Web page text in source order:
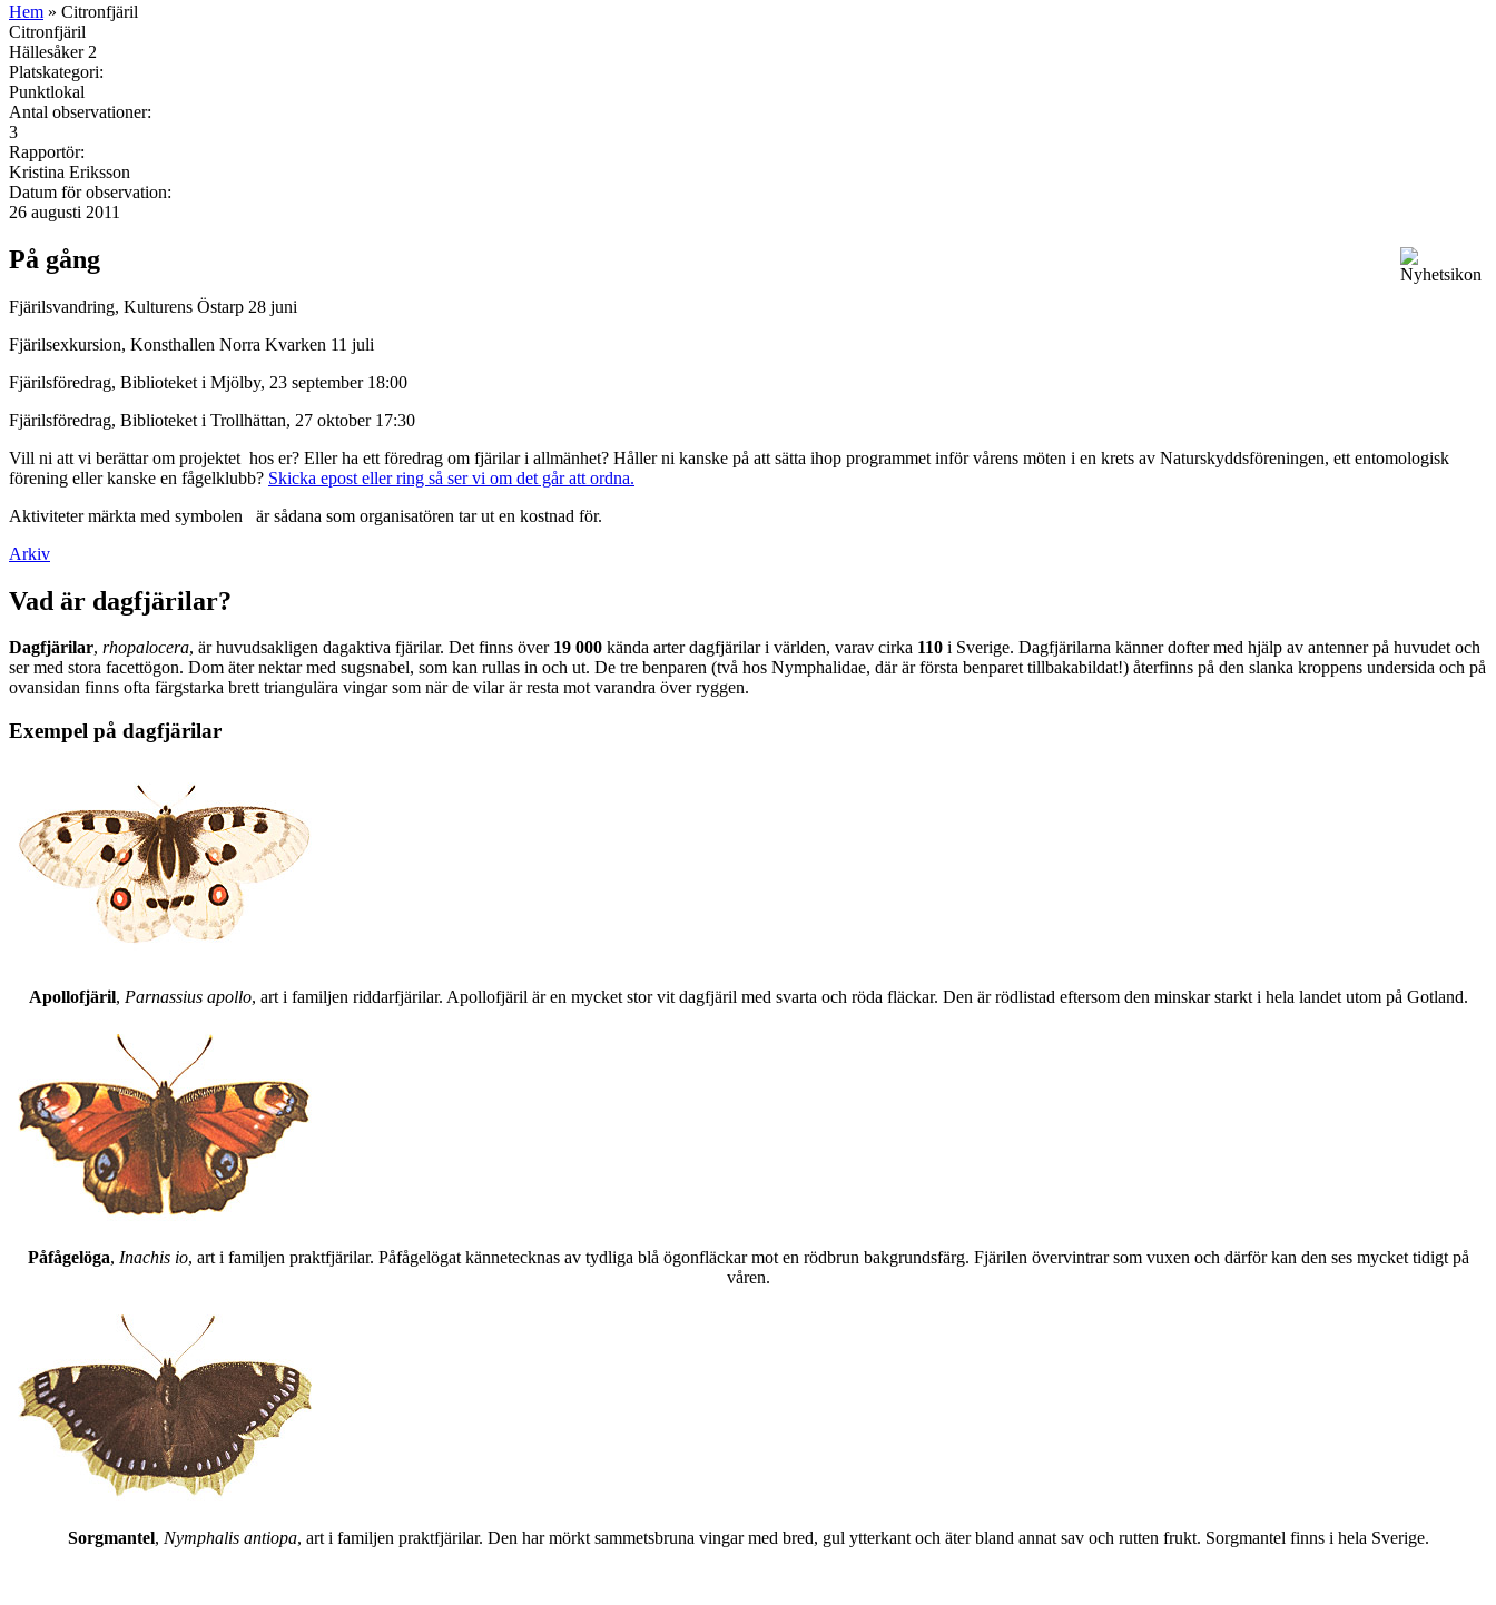
Hem » Citronfjäril
Citronfjäril
Hällesåker 2
Platskategori:
Punktlokal
Antal observationer:
3
Rapportör:
Kristina Eriksson
Datum för observation:
26 augusti 2011
På gång
Fjärilsvandring, Kulturens Östarp 28 juni
Fjärilsexkursion, Konsthallen Norra Kvarken 11 juli
Fjärilsföredrag, Biblioteket i Mjölby, 23 september 18:00
Fjärilsföredrag, Biblioteket i Trollhättan, 27 oktober 17:30
Vill ni att vi berättar om projektet hos er? Eller ha ett föredrag om fjärilar i allmänhet? Håller ni kanske på att sätta ihop programmet inför vårens möten i en krets av Naturskyddsföreningen, ett entomologisk
förening eller kanske en fågelklubb? Skicka epost eller ring så ser vi om det går att ordna.
Aktiviteter märkta med symbolen
är sådana som organisatören tar ut en kostnad för.
Arkiv
Vad är dagfjärilar?
Dagfjärilar, rhopalocera, är huvudsakligen dagaktiva fjärilar. Det finns över 19 000 kända arter dagfjärilar i världen, varav cirka 110 i Sverige. Dagfjärilarna känner dofter med hjälp av antenner på huvudet och
ser med stora facettögon. Dom äter nektar med sugsnabel, som kan rullas in och ut. De tre benparen (två hos Nymphalidae, där är första benparet tillbakabildat!) återfinns på den slanka kroppens undersida och på
ovansidan finns ofta färgstarka brett triangulära vingar som när de vilar är resta mot varandra över ryggen.
Exempel på dagfjärilar
Apollofjäril, Parnassius apollo, art i familjen riddarfjärilar. Apollofjäril är en mycket stor vit dagfjäril med svarta och röda fläckar. Den är rödlistad eftersom den minskar starkt i hela landet utom på Gotland.
Påfågelöga, Inachis io, art i familjen praktfjärilar. Påfågelögat kännetecknas av tydliga blå ögonfläckar mot en rödbrun bakgrundsfärg. Fjärilen övervintrar som vuxen och därför kan den ses mycket tidigt på
våren.
Sorgmantel, Nymphalis antiopa, art i familjen praktfjärilar. Den har mörkt sammetsbruna vingar med bred, gul ytterkant och äter bland annat sav och rutten frukt. Sorgmantel finns i hela Sverige.